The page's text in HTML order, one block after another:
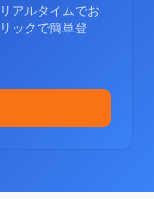
アルタイムでお
ックで簡単登